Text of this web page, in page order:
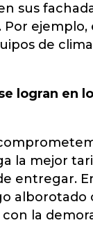
sus
ejemplo,
de
logran en
la mejor
entregar.
alborotado
la